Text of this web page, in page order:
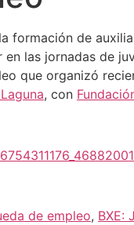
formación de
las jornadas de
que organizó
, con
de empleo, BXE: